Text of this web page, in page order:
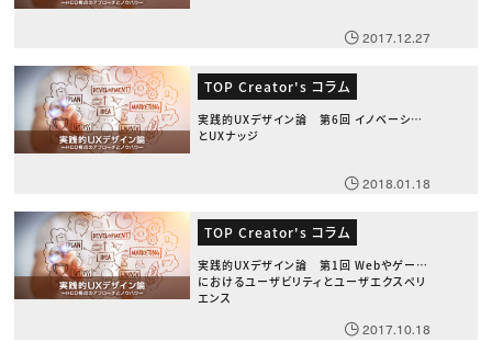
2017.12.27
TOP Creator's コラム
実践的UXデザイン論 第6回 イノベーション
とUXナッジ
2018.01.18
TOP Creator's コラム
実践的UXデザイン論 第1回 Webやゲーム
におけるユーザビリティとユーザエクスペリ
エンス
2017.10.18